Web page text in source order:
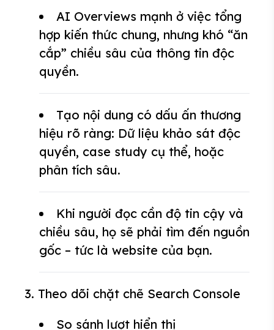
AI Overviews mạnh ở việc tổng
hợp kiến thức chung, nhưng khó “ăn
cắp” chiều sâu của thông tin độc
quyền.
Tạo nội dung có dấu ấn thương
hiệu rõ ràng: Dữ liệu khảo sát độc
quyền, case study cụ thể, hoặc
phân tích sâu.
Khi người đọc cần độ tin cậy và
chiều sâu, họ sẽ phải tìm đến nguồn
gốc – tức là website của bạn.
3. Theo dõi chặt chẽ Search Console
So sánh lượt hiển thị